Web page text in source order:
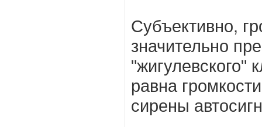
Субъективно,
значительно
"жигулевского"
равнa
сирены